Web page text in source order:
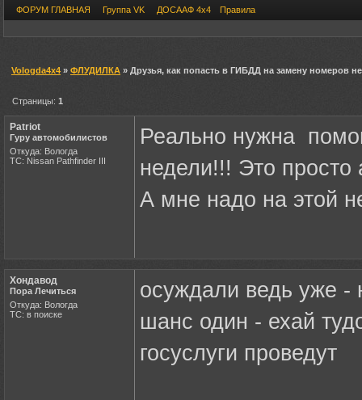
ФОРУМ ГЛАВНАЯ Группа VK ДОСААФ 4х4 Правила
Vologda4x4 » ФЛУДИЛКА » Друзья, как попасть в ГИБДД на замену номеров
Страницы:1
Patriot
Гуру автомобилистов
Откуда: Вологда
ТС: Nissan Pathfinder III
Реально нужна
недели!!! Это просто
А мне надо на этой
Хондавод
Пора Лечиться
Откуда: Вологда
ТС: в поиске
осуждали ведь уже -
шанс один - ехай
госуслуги проведут